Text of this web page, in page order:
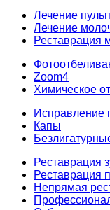
Лечение
Лечение
Реставрация
Zoom4
Химическое
Исправление
Капы
Реставрация
Реставрация
Непрямая